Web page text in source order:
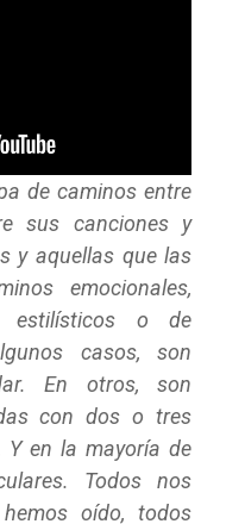
de caminos entre
sus canciones y
y aquellas que las
emocionales,
estilísticos o de
casos, son
En otros, son
con dos o tres
Y en la mayoría de
Todos nos
oído, todos